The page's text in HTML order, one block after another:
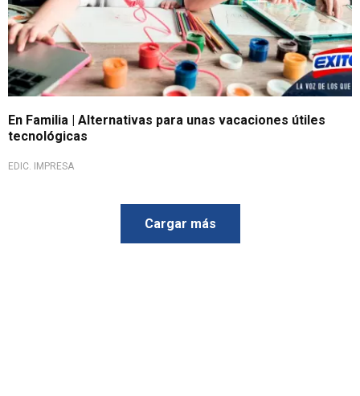
En Familia | Alternativas para unas vacaciones útiles
tecnológicas
EDIC. IMPRESA
Cargar más